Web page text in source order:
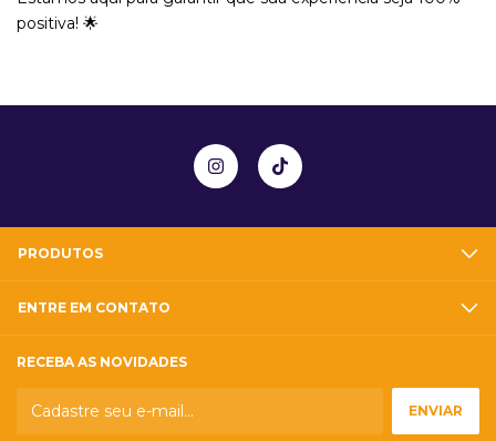
positiva! 🌟
PRODUTOS
ENTRE EM CONTATO
RECEBA AS NOVIDADES